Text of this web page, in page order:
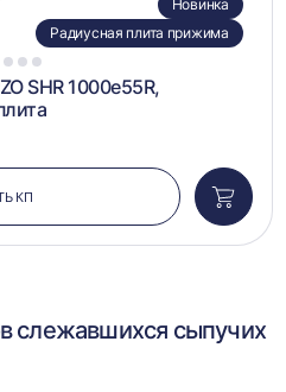
3 4 5
Новинка
Радиусная плита прижима
SHR 1000e55R,
КП
в
слежавшихся сыпучих